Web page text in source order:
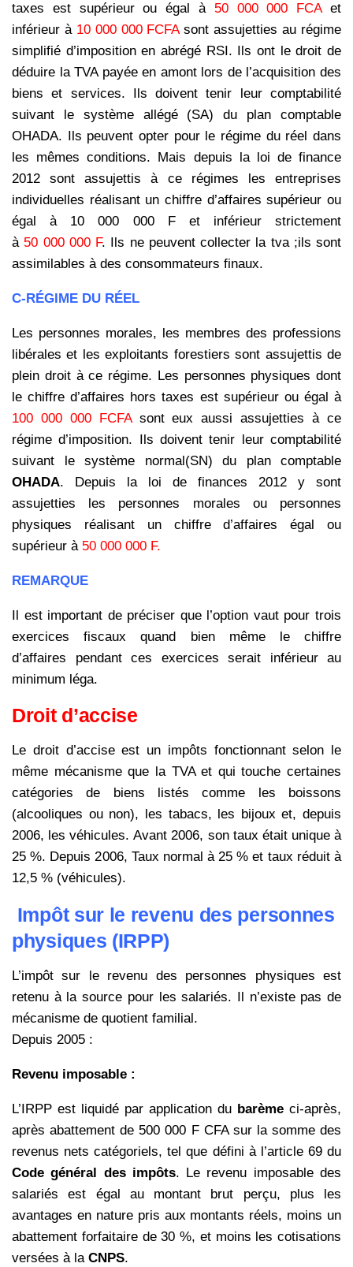
taxes est supérieur ou égal à 50 000 000 FCAet
inférieur à 10 000 000 FCFAsont assujetties au régime
simplifié d’impositionen abrégé RSI. Ils ont le droit de
déduire la TVA payée en amont lors de l’acquisition des
biens et services. Ilsdoivent tenir leur comptabilité
suivant le système allégé (SA) du plan comptable
OHADA. Ils peuvent opter pour le régime du réel dans
les mêmes conditions. Mais depuis la loi de finance
2012 sont assujettis à ce régimes les entreprises
individuelles réalisant un chiffre d’affaires supérieur ou
égal à 10 000 000 F et inférieur strictement
à 50 000 000 F. Ils ne peuvent collecter la tva ;ils sont
assimilables à des consommateurs finaux.
C-RÉGIME DU RÉEL
Les personnes morales, les membres des professions
libérales et les exploitants forestiers sont assujettis de
plein droit à ce régime. Les personnes physiques dont
le chiffre d’affaires hors taxes est supérieur ou égal à
100 000 000 FCFAsont eux aussi assujetties à ce
régime d’imposition. Ils doivent tenir leur comptabilité
suivant le système normal(SN) du plan comptable
OHADA. Depuis la loi de finances 2012 y sont
assujetties les personnes morales ou personnes
physiques réalisant un chiffre d’affaires égal ou
supérieur à 50 000 000 F.
REMARQUE
Il est important de préciser que l’option vaut pour trois
exercices fiscaux quand bien même le chiffre
d’affaires pendant ces exercices serait inférieur au
minimum léga.
Droit d’accise
Le droit d’accise est un impôts fonctionnant selon le
même mécanisme que la TVA et qui touche certaines
catégoriesde biens listés comme les boissons
(alcooliques ou non), les tabacs, les bijoux et, depuis
2006, les véhicules.Avant 2006, son taux était unique à
25 %. Depuis 2006, Taux normal à 25 % et taux réduit à
12,5 % (véhicules).
Impôt sur le revenu des personnes
physiques (IRPP)
L’impôt sur le revenu des personnes physiques est
retenu à la source pour les salariés. Il n’existe pas de
mécanisme de quotient familial.
Depuis 2005 :
Revenu imposable :
L’IRPP est liquidé par application du barème ci-après,
après abattement de 500 000 F CFA sur la somme des
revenus nets catégoriels, tel que défini à l’article 69 du
Code général des impôts. Le revenu imposable des
salariés est égal au montant brut perçu, plus les
avantages en nature pris aux montants réels, moins un
abattement forfaitaire de 30 %, et moins les cotisations
versées à la CNPS.